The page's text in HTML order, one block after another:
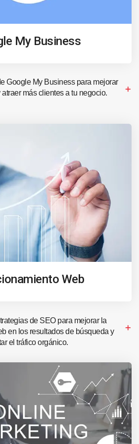
My Business
Google My Business para mejorar
más clientes a tu negocio.
Web
de SEO para mejorar la
en los resultados de búsqueda y
el tráfico orgánico.